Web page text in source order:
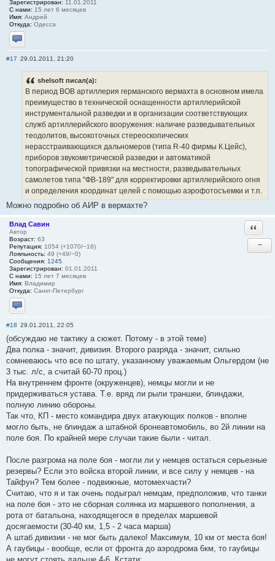
Зарегистрирован: 11.01.2011
С нами: 15 лет 6 месяцев
Имя: Андрей
Откуда: Одесса
Отправить личное сообщение
#17 29.01.2011, 21:20
shelsoft писал(а):
В период ВОВ артиллерия германского вермахта в основном имела
преимущество в технической оснащенности артиллерийской
инструментальной разведки и в организации соответствующих
служб артиллерийского вооружения: наличие разведывательных
теодолитов, высокоточных стереоскопических
нерасстраивающихся дальномеров (типа R-40 фирмы К.Цейс),
приборов звукометрической разведки и автоматикой
топографической привязки на местности, разведывательных
самолетов типа "ФВ-189" для корректировки артиллерийского огня
и определения координат целей с помощью аэрофотосъемки и т.п.
Можно подробно об АИР в вермахте?
Влад Савин
Автор
Возраст: 63
Репутация: 1054 (+1070/−16)
Лояльность: 49 (+49/−0)
Сообщения: 1245
Зарегистрирован: 01.01.2011
С нами: 15 лет 7 месяцев
Имя: Владимир
Откуда: Санкт-Петербург
Отправить личное сообщение
−
#18 29.01.2011, 22:05
(обсуждаю не тактику а сюжет. Потому - в этой теме)
Два полка - значит, дивизия. Второго разряда - значит, сильно
сомневаюсь что все по штату, указанному уважаемым Ольгердом (не
3 тыс. л/с, а считай 60-70 проц.)
На внутреннем фронте (окруженцев), немцы могли и не
придерживаться устава. Т.е. вряд ли рыли траншеи, блиндажи,
полную линию обороны.
Так что, КП - место командира двух атакующих полков - вполне
могло быть, не блиндаж а штабной бронеавтомобиль, во 2й линии на
поле боя. По крайней мере случаи такие были - читал.
После разгрома на поле боя - могли ли у немцев остаться серьезные
резервы? Если это войска второй линии, и все силу у немцев - на
Тайфун? Тем более - подвижные, мотомехчасти?
Считаю, что я и так очень подыграл немцам, предположив, что танки
на поле боя - это не сборная солянка из маршевого пополнения, а
рота от батальона, находящегося в пределах маршевой
досягаемости (30-40 км, 1,5 - 2 часа марша)
А штаб дивизии - не мог быть далеко! Максимум, 10 км от места боя!
А гаубицы - вообще, если от фронта до аэродрома 6км, то гаубицы